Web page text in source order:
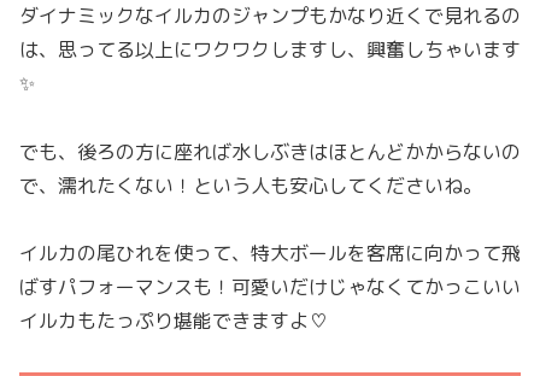
ダイナミックなイルカのジャンプもかなり近くで見れるの
は、思ってる以上にワクワクしますし、興奮しちゃいます
✨
でも、後ろの方に座れば水しぶきはほとんどかからないの
で、濡れたくない！という人も安心してくださいね。
イルカの尾ひれを使って、特大ボールを客席に向かって飛
ばすパフォーマンスも！可愛いだけじゃなくてかっこいい
イルカもたっぷり堪能できますよ♡